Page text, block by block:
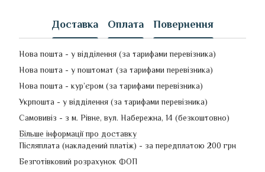
Доставка Оплата Повернення
Нова пошта - у відділення (за тарифами перевізника)
Нова пошта - у поштомат (за тарифами перевізника)
Нова пошта - кур’єром (за тарифами перевізника)
Укрпошта - у відділення (за тарифами перевізника)
Самовивіз - з м. Рівне, вул. Набережна, 14 (безкоштовно)
Більше інформації про доставку
Післяплата (накладений платіж) - за передплатою 200 грн
Безготівковий розрахунок ФОП